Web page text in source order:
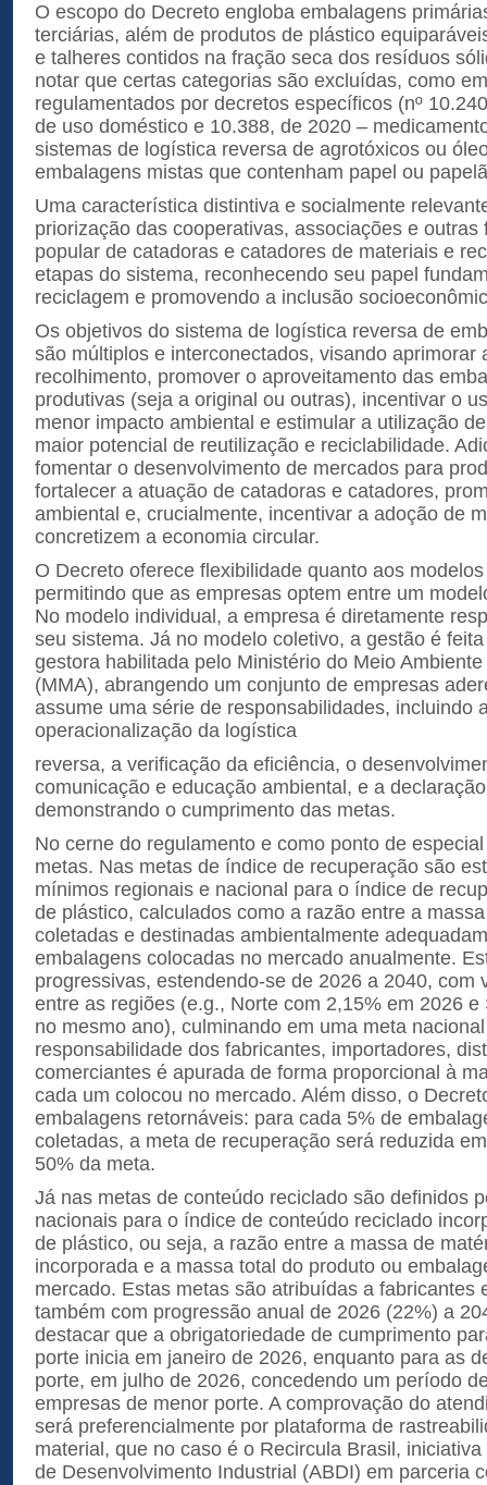
O escopo do Decreto engloba embalagens
terciárias, além de produtos de plástico
e talheres contidos na fração seca dos resíduos
notar que certas categorias são excluídas, como
regulamentados por decretos específicos (nº
de uso doméstico e 10.388, de 2020 –
sistemas de logística reversa de agrotóxicos ou
embalagens mistas que contenham papel ou
Uma característica distintiva e socialmente
priorização das cooperativas, associações e
popular de catadoras e catadores de materiais e
etapas do sistema, reconhecendo seu papel
reciclagem e promovendo a inclusão
Os objetivos do sistema de logística reversa de
são múltiplos e interconectados, visando aprimorar
recolhimento, promover o aproveitamento das
produtivas (seja a original ou outras), incentivar o
menor impacto ambiental e estimular a utilização
maior potencial de reutilização e reciclabilidade.
fomentar o desenvolvimento de mercados para
fortalecer a atuação de catadoras e catadores,
ambiental e, crucialmente, incentivar a adoção de
concretizem a economia circular.
O Decreto oferece flexibilidade quanto aos
permitindo que as empresas optem entre um
No modelo individual, a empresa é diretamente
seu sistema. Já no modelo coletivo, a gestão é
gestora habilitada pelo Ministério do Meio
(MMA), abrangendo um conjunto de empresas
assume uma série de responsabilidades, incluindo
operacionalização da logística
reversa, a verificação da eficiência, o
comunicação e educação ambiental, e a
demonstrando o cumprimento das metas.
No cerne do regulamento e como ponto de
metas. Nas metas de índice de recuperação são
mínimos regionais e nacional para o índice de
de plástico, calculados como a razão entre a
coletadas e destinadas ambientalmente
embalagens colocadas no mercado anualmente.
progressivas, estendendo-se de 2026 a 2040, com
entre as regiões (e.g., Norte com 2,15% em 2026
no mesmo ano), culminando em uma meta
responsabilidade dos fabricantes, importadores,
comerciantes é apurada de forma proporcional à
cada um colocou no mercado. Além disso, o
embalagens retornáveis: para cada 5% de
coletadas, a meta de recuperação será reduzida
50% da meta.
Já nas metas de conteúdo reciclado são definidos
nacionais para o índice de conteúdo reciclado
de plástico, ou seja, a razão entre a massa de
incorporada e a massa total do produto ou
mercado. Estas metas são atribuídas a fabricantes
também com progressão anual de 2026 (22%) a
destacar que a obrigatoriedade de cumprimento
porte inicia em janeiro de 2026, enquanto para as
porte, em julho de 2026, concedendo um período
empresas de menor porte. A comprovação do
será preferencialmente por plataforma de
material, que no caso é o Recircula Brasil,
de Desenvolvimento Industrial (ABDI) em parceria